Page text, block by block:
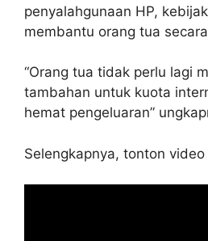
penyalahgunaan HP,
membantu orang tua
“Orang tua tidak perlu lagi
tambahan untuk kuota
hemat pengeluaran”
Selengkapnya, tonton